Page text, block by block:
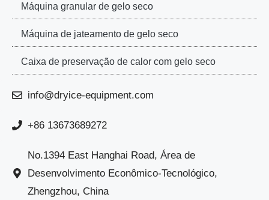
Máquina granular de gelo seco
Máquina de jateamento de gelo seco
Caixa de preservação de calor com gelo seco
info@dryice-equipment.com
+86 13673689272
No.1394 East Hanghai Road, Área de
Desenvolvimento Econômico-Tecnológico,
Zhengzhou, China